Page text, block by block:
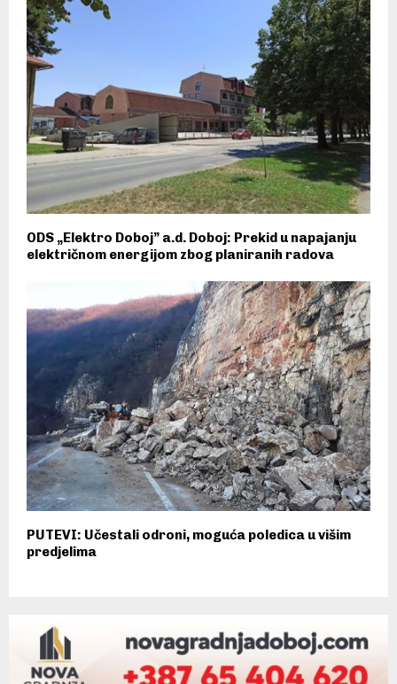
ODS „Elektro Doboj” a.d. Doboj: Prekid u napajanju
električnom energijom zbog planiranih radova
PUTEVI: Učestali odroni, moguća poledica u višim
predjelima